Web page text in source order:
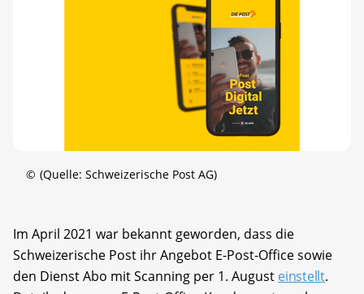
© (Quelle: Schweizerische Post AG)
Im April 2021 war bekannt geworden, dass die
Schweizerische Post ihr Angebot E-Post-Office sowie
den Dienst Abo mit Scanning per 1. August einstellt.